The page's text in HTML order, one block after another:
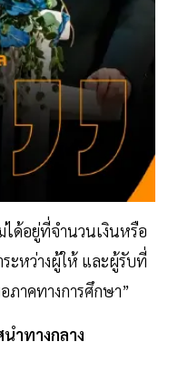
ได้อยู่ที่จำนวนเงินหรือ
ะหว่างผู้ให้ และผู้รับที่
ภาคทางการศึกษา”
ำทางกลาง